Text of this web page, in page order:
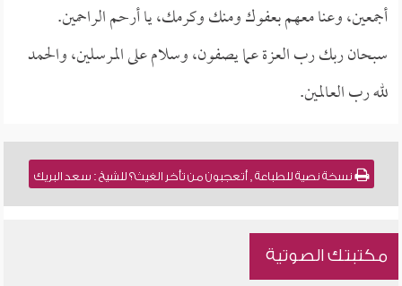
أجمعين، وعنا معهم بعفوك ومنك وكرمك، يا أرحم الراحمين.
سبحان ربك رب العزة عما يصفون، وسلام على المرسلين، والحمد
لله رب العالمين.
نسخة نصية للطباعة , أتعجبون من تأخر الغيث؟ للشيخ : سعد البريك
مكتبتك الصوتية